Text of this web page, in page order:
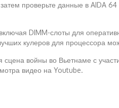
проверьте данные в AIDA
DIMM-слоты для
кулеров для процессора
сцена войны во Вьетнаме с
видео на Youtube.